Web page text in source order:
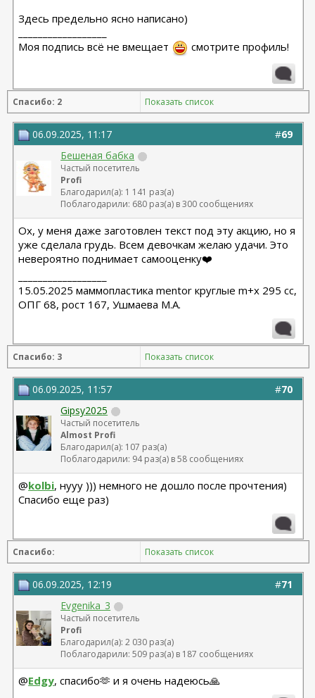
Здесь предельно ясно написано)
Моя подпись всё не вмещает
смотрите профиль!
Спасибо: 2 Показать список
#69
06.09.2025, 11:17
Бешеная бабка
Частый посетитель
Profi
Благодарил(а): 1 141 раз(а)
Поблагодарили: 680 раз(а) в 300 сообщениях
Ох, у меня даже заготовлен текст под эту акцию, но я
уже сделала грудь. Всем девочкам желаю удачи. Это
невероятно поднимает самооценку❤️
15.05.2025 маммопластика mentor круглые m+x 295 cc,
ОПГ 68, рост 167, Ушмаева М.А.
Спасибо: 3 Показать список
#70
06.09.2025, 11:57
Gipsy2025
Частый посетитель
Almost Profi
Благодарил(а): 107 раз(а)
Поблагодарили: 94 раз(а) в 58 сообщениях
@kolbi, нууу ))) немного не дошло после прочтения)
Спасибо еще раз)
Спасибо: Показать список
#71
06.09.2025, 12:19
Evgenika_3
Частый посетитель
Profi
Благодарил(а): 2 030 раз(а)
Поблагодарили: 509 раз(а) в 187 сообщениях
@Edgy, спасибо🫶 и я очень надеюсь🙏